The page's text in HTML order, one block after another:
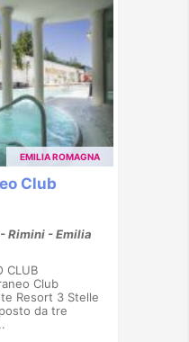
EMILIA ROMAGNA
Club
Rimini - Emilia
CLUB
Club
Resort 3 Stelle
da tre